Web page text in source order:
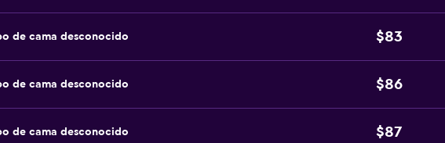
de cama desconocido $83
de cama desconocido $86
de cama desconocido $87